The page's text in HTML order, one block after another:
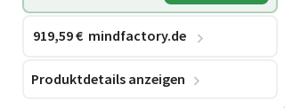
919,59€ mindfactory.de
Produktdetails anzeigen